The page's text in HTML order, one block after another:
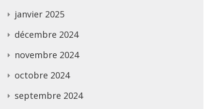
janvier 2025
décembre 2024
novembre 2024
octobre 2024
septembre 2024